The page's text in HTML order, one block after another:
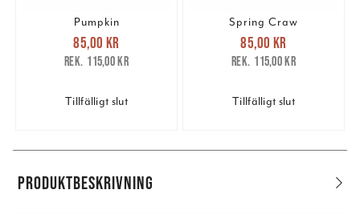
Pumpkin
Nuvarande pris
85,00 krTidigare pris
115,00 kr
85,00 kr
115,00 kr
Tillfälligt slut
Spring Craw
Nuvarande pris
85,00 krTidigare pris
115,00 kr
85,00 kr
115,00 kr
Tillfälligt slut
PRODUKTBESKRIVNING